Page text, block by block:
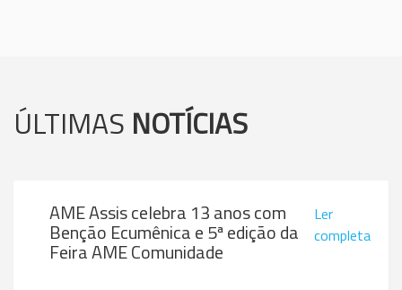
ÚLTIMAS NOTÍCIAS
AME Assis celebra 13 anos com
Benção Ecumênica e 5ª edição da
Feira AME Comunidade
Ler
completa